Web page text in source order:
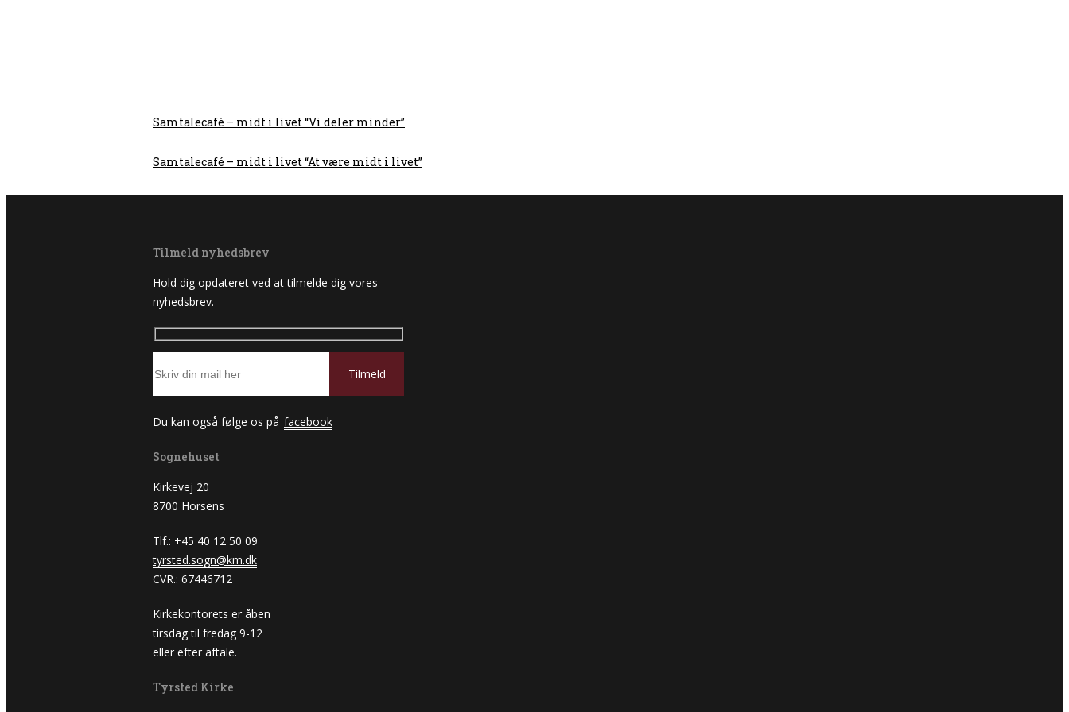
Samtalecafé – midt i livet “Vi deler minder”
Samtalecafé – midt i livet “At være midt i livet”
Tilmeld nyhedsbrev
Hold dig opdateret ved at tilmelde dig vores
nyhedsbrev.
Du kan også følge os på facebook
Sognehuset
Kirkevej 20
8700 Horsens
Tlf.: +45 40 12 50 09
tyrsted.sogn@km.dk
CVR.: 67446712
Kirkekontorets er åben
tirsdag til fredag 9-12
eller efter aftale.
Tyrsted Kirke